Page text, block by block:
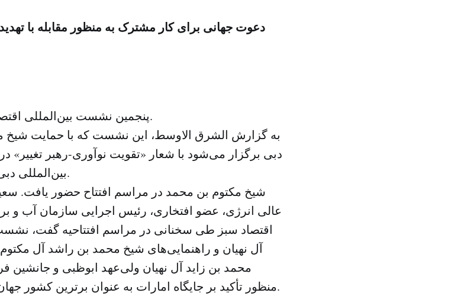
دعوت جهانی برای کار مشترک به منظور مقابله با
پنجمین نشست بین‌المللی اقتصاد سبز در دبی آغاز به کار کرد.
به گزارش الشرق الاوسط، این نشست که با حمایت شیخ
دبی برگزار می‌شود با شعار «تقویت نوآوری-رهبر تغییر»
بین‌المللی دبی به مدت دو روز ادامه می‌یابد.
شیخ مکتوم بن محمد در مراسم افتتاح حضور یافت.
عالی انرژی، عضو افتخاری، رئیس اجرایی سازمان آب
اقتصاد سبز طی سخنانی در مراسم افتتاحیه گفت، نشست
آل نهیان و راهنمایی‌های شیخ محمد بن راشد آل
محمد بن زاید آل نهیان ولی‌عهد ابوظبی و جانشین
منظور تأکید بر جایگاه امارات به عنوان برترین کشور جهان تا سال ۲۰۷۱ برگزار می‌شود.